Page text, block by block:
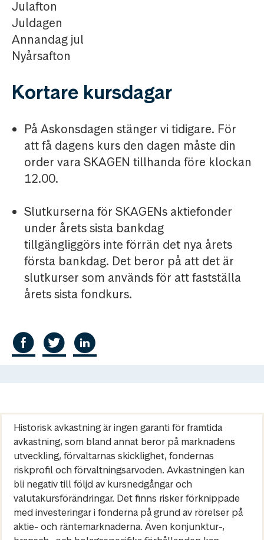
Julafton
Juldagen
Annandag jul
Nyårsafton
Kortare kursdagar
På Askonsdagen stänger vi tidigare. För
att få dagens kurs den dagen måste din
order vara SKAGEN tillhanda före klockan
12.00.
Slutkurserna för SKAGENs aktiefonder
under årets sista bankdag
tillgängliggörs inte förrän det nya årets
första bankdag. Det beror på att det är
slutkurser som används för att fastställa
årets sista fondkurs.
Historisk avkastning är ingen garanti för framtida
avkastning, som bland annat beror på marknadens
utveckling, förvaltarnas skicklighet, fondernas
riskprofil och förvaltningsarvoden. Avkastningen kan
bli negativ till följd av kursnedgångar och
valutakursförändringar. Det finns risker förknippade
med investeringar i fonderna på grund av rörelser på
aktie- och räntemarknaderna. Även konjunktur-,